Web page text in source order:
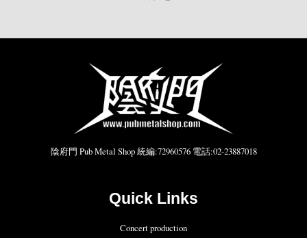
陰府門 Pub Metal Shop 統編:72960576 電話:02-23887018
Quick Links
Concert production